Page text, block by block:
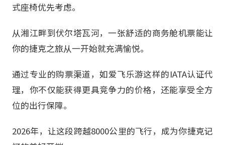
式座椅优先考虑。
从湘江畔到伏尔塔瓦河，一张舒适的商务舱机票能让
你的捷克之旅从一开始就充满愉悦。
通过专业的购票渠道，如爱飞乐游这样的IATA认证代
理，你不仅能获得更具竞争力的价格，还能享受全方
位的出行保障。
2026年，让这段跨越8000公里的飞行，成为你捷克记